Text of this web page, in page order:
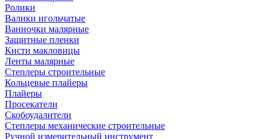
Ролики
Валики игольчатые
Ванночки малярные
Защитные пленки
Кисти макловицы
Ленты малярные
Степлеры строительные
Кольцевые плайеры
Плайеры
Просекатели
Скобоудалители
Степлеры механические строительные
Ручной измерительный инструмент